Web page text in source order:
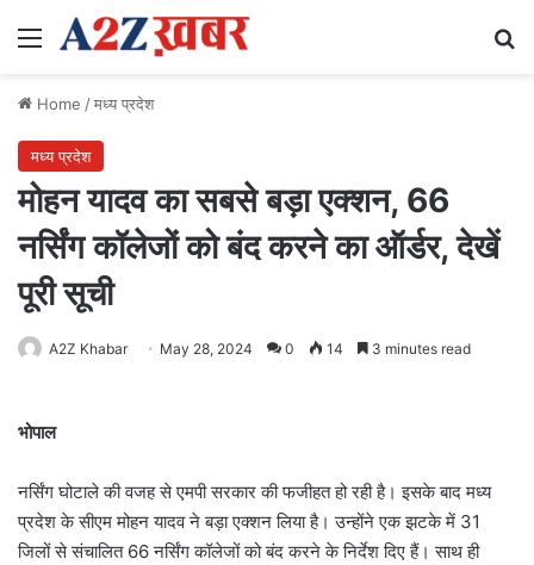
Menu
Home /मध्य प्रदेश
मध्य प्रदेश
मोहन यादव का सबसे बड़ा एक्शन, 66
नर्सिंग कॉलेजों को बंद करने का ऑर्डर, देखें
पूरी सूची
A2Z Khabar May 28, 2024 0 14 3 minutes read
भोपाल
नर्सिंग घोटाले की वजह से एमपी सरकार की फजीहत हो रही है। इसके बाद मध्य
प्रदेश के सीएम मोहन यादव ने बड़ा एक्शन लिया है। उन्होंने एक झटके में 31
जिलों से संचालित 66 नर्सिंग कॉलेजों को बंद करने के निर्देश दिए हैं। साथ ही